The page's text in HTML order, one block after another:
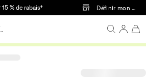
Passer au contenu principal
% de rabais† Définir mon